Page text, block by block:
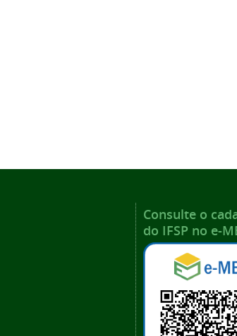
Consulte o
do IFSP no e-